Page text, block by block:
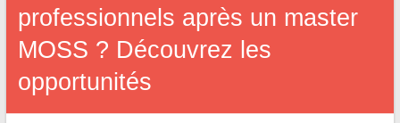
professionnels après un master
MOSS ? Découvrez les
opportunités